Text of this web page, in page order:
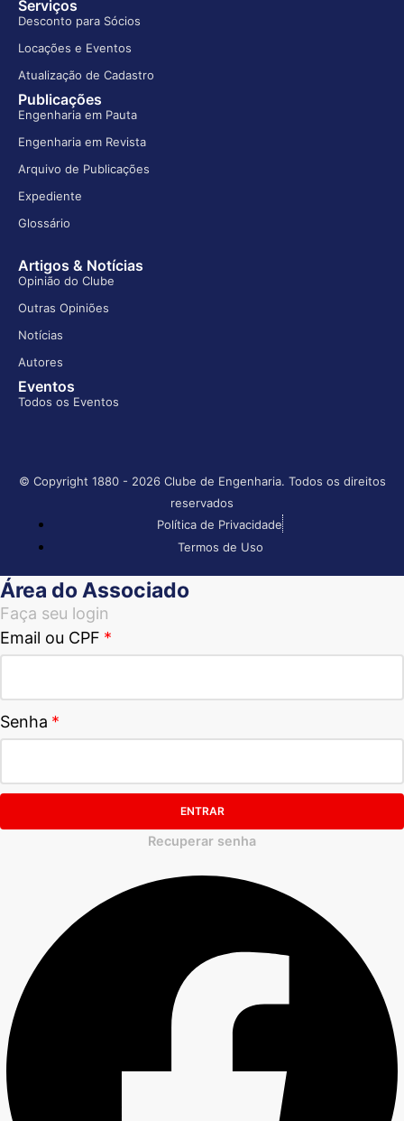
Serviços
Desconto para Sócios
Locações e Eventos
Atualização de Cadastro
Publicações
Engenharia em Pauta
Engenharia em Revista
Arquivo de Publicações
Expediente
Glossário
Artigos & Notícias
Opinião do Clube
Outras Opiniões
Notícias
Autores
Eventos
Todos os Eventos
© Copyright 1880 - 2026 Clube de Engenharia. Todos os direitos
reservados
Política de Privacidade
Termos de Uso
Área do Associado
Faça seu login
Email ou CPF
Senha
ENTRAR
Recuperar senha